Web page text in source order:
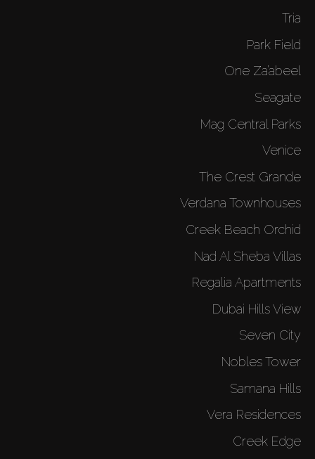
Tria
Park Field
One Za’abeel
Seagate
Mag Central Parks
Venice
The Crest Grande
Verdana Townhouses
Creek Beach Orchid
Nad Al Sheba Villas
Regalia Apartments
Dubai Hills View
Seven City
Nobles Tower
Samana Hills
Vera Residences
Creek Edge